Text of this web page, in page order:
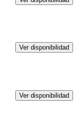
Ver disponibilidad
Ver disponibilidad